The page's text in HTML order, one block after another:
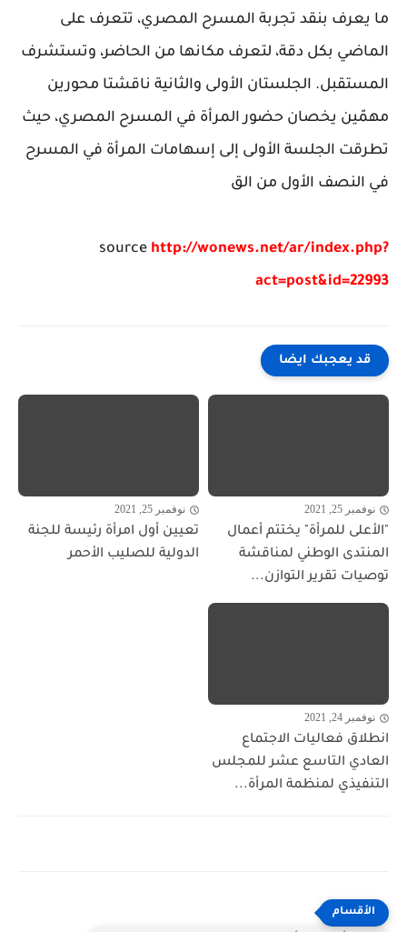
ما يعرف بنقد تجربة المسرح المصري، تتعرف على
الماضي بكل دقة، لتعرف مكانها من الحاضر، وتستشرف
المستقبل. الجلستان الأولى والثانية ناقشتا محورين
مهمّين يخصان حضور المرأة في المسرح المصري، حيث
تطرقت الجلسة الأولى إلى إسهامات المرأة في المسرح
في النصف الأول من الق
source http://wonews.net/ar/index.php?
act=post&id=22993
قد يعجبك ايضا
نوفمبر 25, 2021
"الأعلى للمرأة" يختتم أعمال
المنتدى الوطني لمناقشة
توصيات تقرير التوازن...
نوفمبر 25, 2021
تعيين أول امرأة رئيسة للجنة
الدولية للصليب الأحمر
نوفمبر 24, 2021
انطلاق فعاليات الاجتماع
العادي التاسع عشر للمجلس
التنفيذي لمنظمة المرأة...